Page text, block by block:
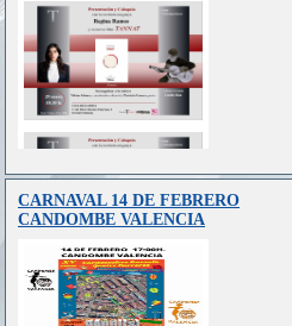
CARNAVAL 14 DE FEBRERO
CANDOMBE VALENCIA